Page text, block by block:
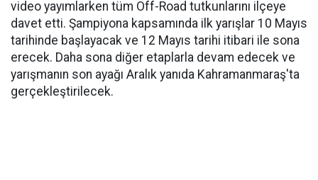
video yayımlarken tüm Off-Road tutkunlarını ilçeye
davet etti. Şampiyona kapsamında ilk yarışlar 10 Mayıs
tarihinde başlayacak ve 12 Mayıs tarihi itibari ile sona
erecek. Daha sona diğer etaplarla devam edecek ve
yarışmanın son ayağı Aralık yanıda Kahramanmaraş'ta
gerçekleştirilecek.